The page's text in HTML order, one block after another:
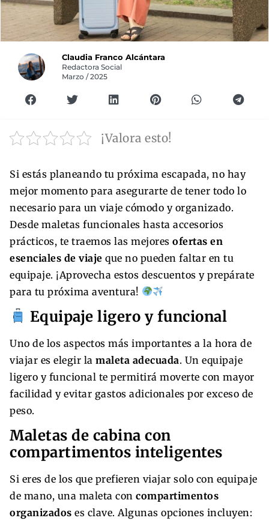
Claudia Franco Alcántara
Redactora Social
Marzo / 2025
¡Valora esto!
Si estás planeando tu próxima escapada, no hay
mejor momento para asegurarte de tener todo lo
necesario para un viaje cómodo y organizado.
Desde maletas funcionales hasta accesorios
prácticos, te traemos las mejores ofertas en
esenciales de viaje que no pueden faltar en tu
equipaje. ¡Aprovecha estos descuentos y prepárate
para tu próxima aventura!
Equipaje ligero y funcional
Uno de los aspectos más importantes a la hora de
viajar es elegir la maleta adecuada. Un equipaje
ligero y funcional te permitirá moverte con mayor
facilidad y evitar gastos adicionales por exceso de
peso.
Maletas de cabina con
compartimentos inteligentes
Si eres de los que prefieren viajar solo con equipaje
de mano, una maleta con compartimentos
organizados es clave. Algunas opciones incluyen: